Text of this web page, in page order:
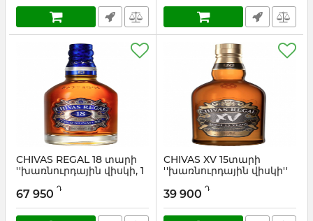
CHIVAS REGAL 18 տարի
''խառնուրդային վիսկի, 1
Արտիկուլ:
67 950 Դ
CHIVAS XV 15տարի
''խառնուրդային վիսկի''
0.7
39 900 Դ